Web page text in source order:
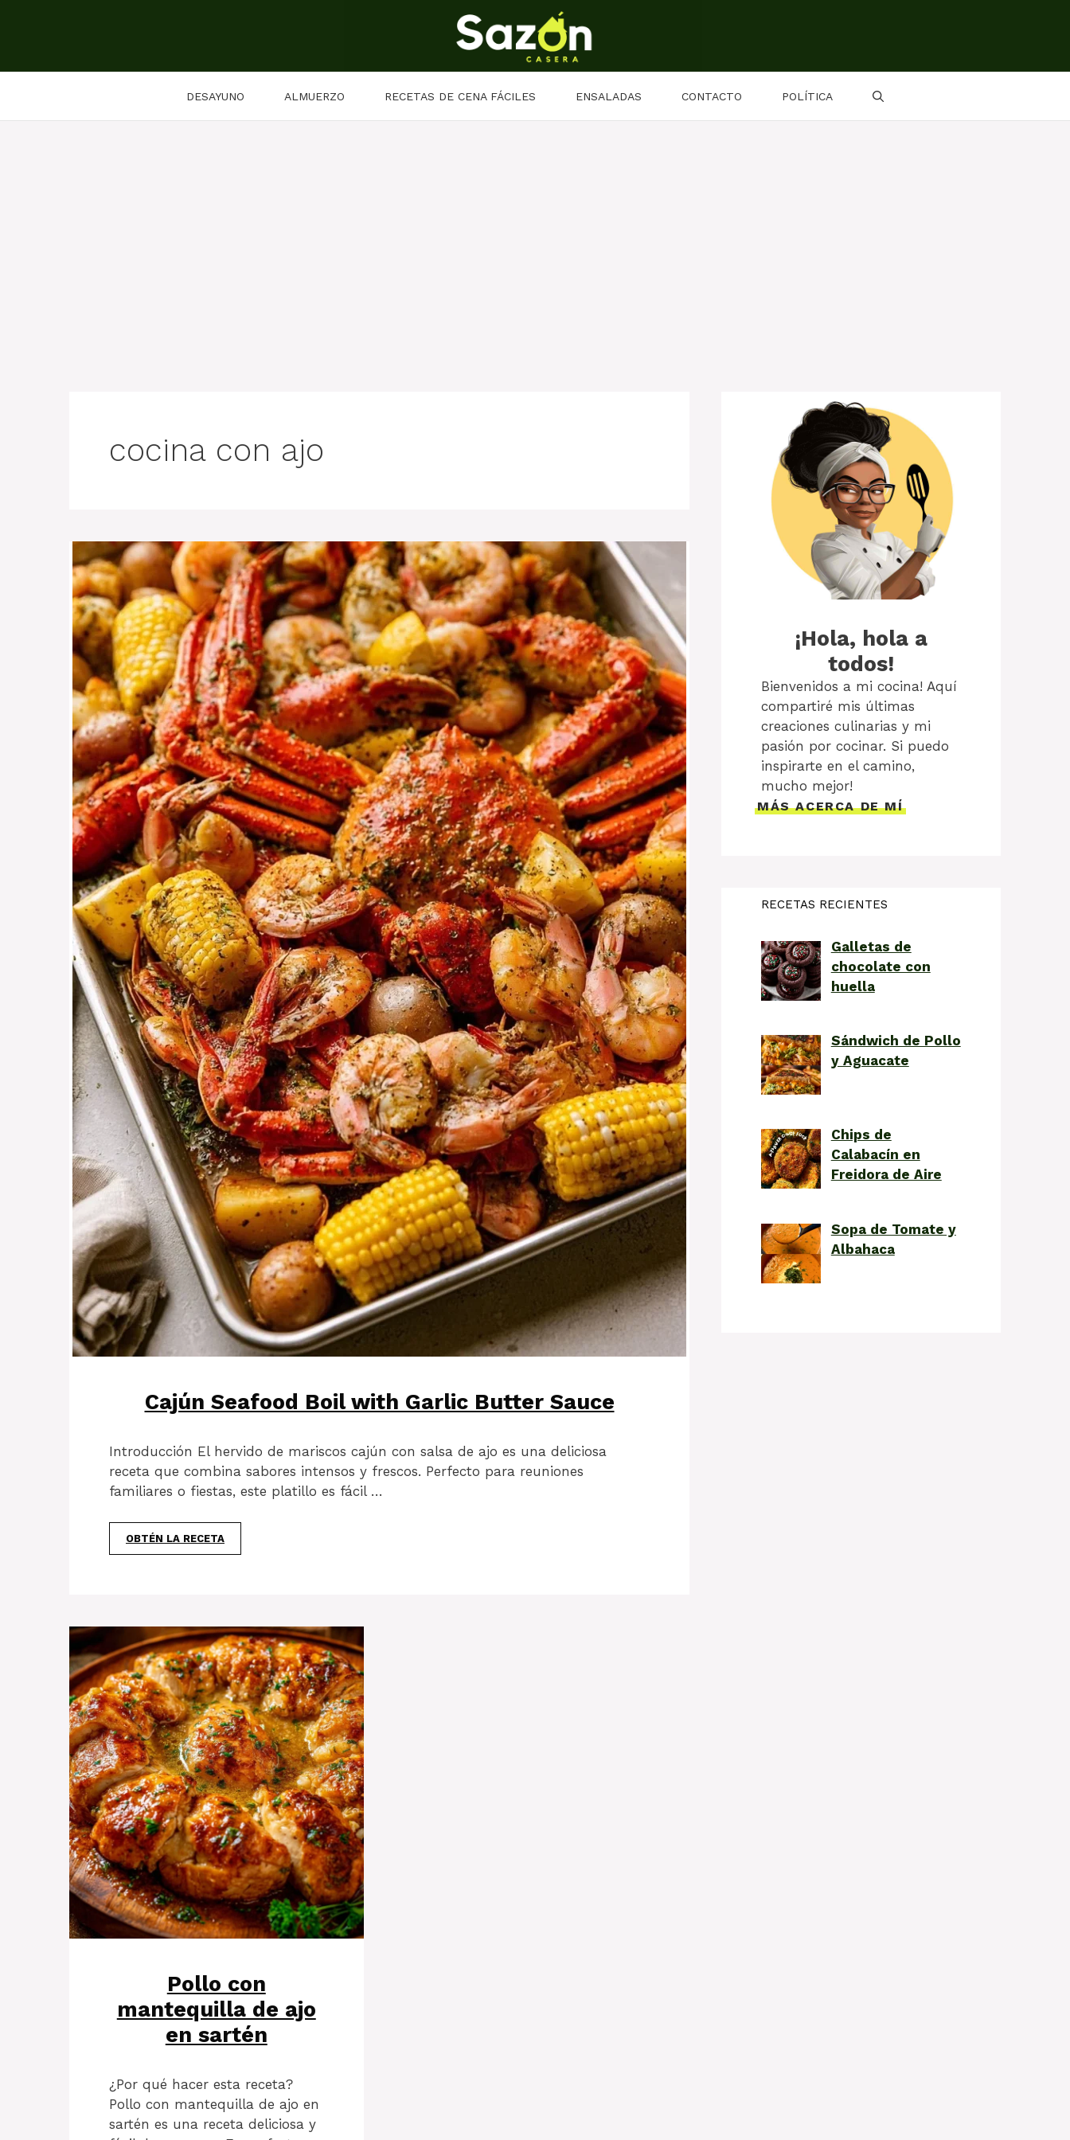
DESAYUNO ALMUERZO RECETAS DE CENA FÁCILES ENSALADAS CONTACTO POLÍTICA
cocina con ajo
Cajún Seafood Boil with Garlic Butter Sauce
Introducción El hervido de mariscos cajún con salsa de ajo es una deliciosa
receta que combina sabores intensos y frescos. Perfecto para reuniones
familiares o fiestas, este platillo es fácil …
OBTÉN LA RECETA
Pollo con
mantequilla de ajo
en sartén
¿Por qué hacer esta receta?
Pollo con mantequilla de ajo en
sartén es una receta deliciosa y
¡Hola, hola a
todos!
Bienvenidos a mi cocina! Aquí
compartiré mis últimas
creaciones culinarias y mi
pasión por cocinar. Si puedo
inspirarte en el camino,
mucho mejor!
MÁS ACERCA DE MÍ
RECETAS RECIENTES
Galletas de
chocolate con
huella
Sándwich de Pollo
y Aguacate
Chips de
Calabacín en
Freidora de Aire
Sopa de Tomate y
Albahaca